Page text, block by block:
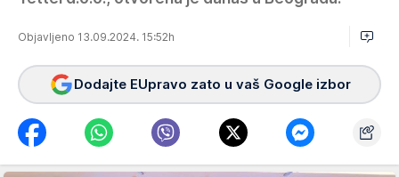
Objavljeno 13.09.2024. 15:52h
Dodajte EUpravo zato u vaš Google izbor